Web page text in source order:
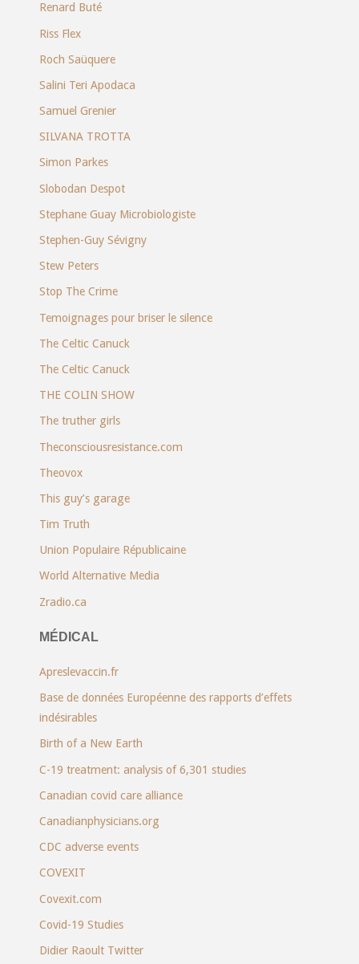
Renard Buté
Riss Flex
Roch Saüquere
Salini Teri Apodaca
Samuel Grenier
SILVANA TROTTA
Simon Parkes
Slobodan Despot
Stephane Guay Microbiologiste
Stephen-Guy Sévigny
Stew Peters
Stop The Crime
Temoignages pour briser le silence
The Celtic Canuck
The Celtic Canuck
THE COLIN SHOW
The truther girls
Theconsciousresistance.com
Theovox
This guy’s garage
Tim Truth
Union Populaire Républicaine
World Alternative Media
Zradio.ca
MÉDICAL
Apreslevaccin.fr
Base de données Européenne des rapports d’effets
indésirables
Birth of a New Earth
C-19 treatment: analysis of 6,301 studies
Canadian covid care alliance
Canadianphysicians.org
CDC adverse events
COVEXIT
Covexit.com
Covid-19 Studies
Didier Raoult Twitter